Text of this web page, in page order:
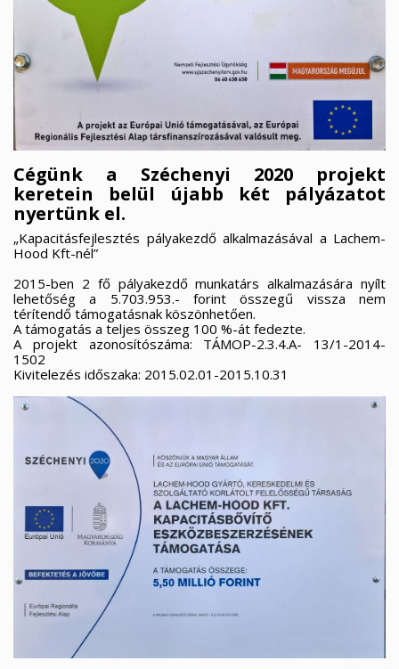
Cégünk a Széchenyi 2020 projekt
keretein belül újabb két pályázatot
nyertünk el.
„Kapacitásfejlesztés pályakezdő alkalmazásával a Lachem-
Hood Kft-nél”
2015-ben 2 fő pályakezdő munkatárs alkalmazására nyílt
lehetőség a 5.703.953.- forint összegű vissza nem
térítendő támogatásnak köszönhetően.
A támogatás a teljes összeg 100 %-át fedezte.
A projekt azonosítószáma: TÁMOP-2.3.4.A- 13/1-2014-
1502
Kivitelezés időszaka: 2015.02.01-2015.10.31
Kívánságlistáim
((modalTitle))
((confirmMessage))
Kívánságlista létrehozása
Kívánságlista neve
Bejelentkezés
Be kell jelentkezned a termékek kívánságlistába történő
mentéséhez.